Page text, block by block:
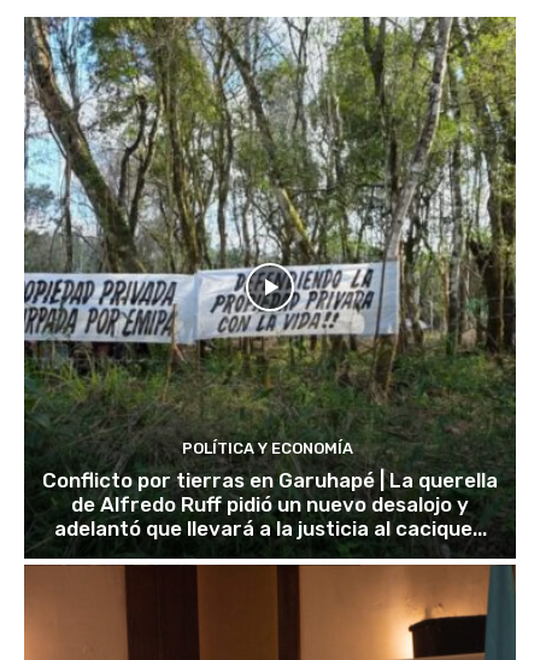
POLÍTICA Y ECONOMÍA
Conflicto por tierras en Garuhapé | La querella
de Alfredo Ruff pidió un nuevo desalojo y
adelantó que llevará a la justicia al cacique...